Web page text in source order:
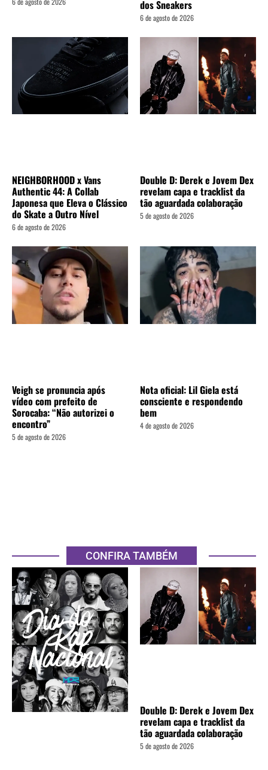
dos Sneakers
6 de agosto de 2026
NEIGHBORHOOD x Vans
Authentic 44: A Collab
Japonesa que Eleva o Clássico
do Skate a Outro Nível
6 de agosto de 2026
Double D: Derek e Jovem Dex
revelam capa e tracklist da
tão aguardada colaboração
5 de agosto de 2026
Veigh se pronuncia após
vídeo com prefeito de
Sorocaba: “Não autorizei o
encontro”
5 de agosto de 2026
Nota oficial: Lil Giela está
consciente e respondendo
bem
4 de agosto de 2026
CONFIRA TAMBÉM
Double D: Derek e Jovem Dex
revelam capa e tracklist da
tão aguardada colaboração
5 de agosto de 2026